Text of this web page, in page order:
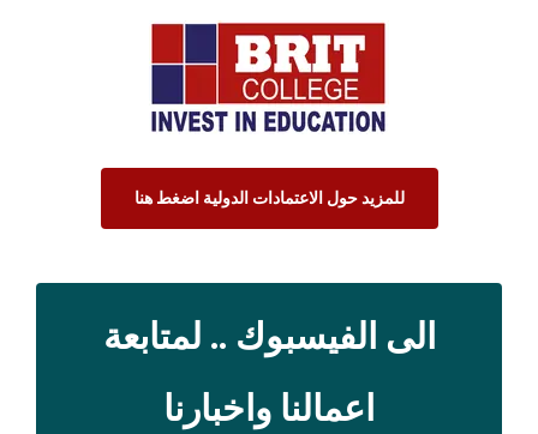
للمزيد حول الاعتمادات الدولية اضغط هنا
الى الفيسبوك .. لمتابعة
اعمالنا واخبارنا